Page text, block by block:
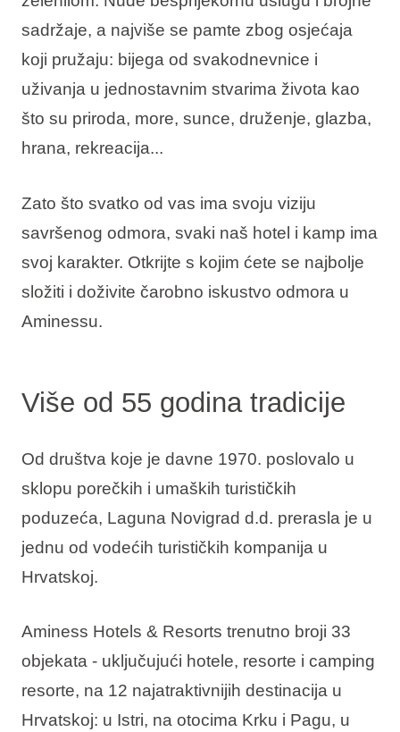
sadržaje, a najviše se pamte zbog osjećaja
koji pružaju: bijega od svakodnevnice i
uživanja u jednostavnim stvarima života kao
što su priroda, more, sunce, druženje, glazba,
hrana, rekreacija...
Zato što svatko od vas ima svoju viziju
savršenog odmora, svaki naš hotel i kamp ima
svoj karakter. Otkrijte s kojim ćete se najbolje
složiti i doživite čarobno iskustvo odmora u
Aminessu.
Više od 55 godina tradicije
Od društva koje je davne 1970. poslovalo u
sklopu porečkih i umaških turističkih
poduzeća, Laguna Novigrad d.d. prerasla je u
jednu od vodećih turističkih kompanija u
Hrvatskoj.
Aminess Hotels & Resorts trenutno broji 33
objekata - uključujući hotele, resorte i camping
resorte, na 12 najatraktivnijih destinacija u
Hrvatskoj: u Istri, na otocima Krku i Pagu, u